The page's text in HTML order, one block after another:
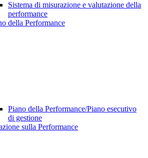
Sistema di misurazione e valutazione della
performance
della Performance
Piano della Performance/Piano esecutivo
di gestione
sulla Performance